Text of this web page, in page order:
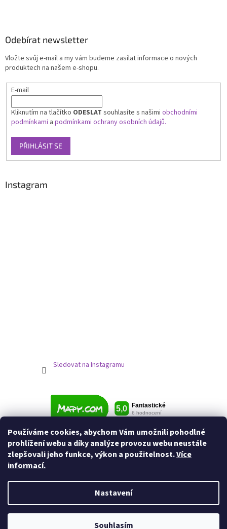
Používáme cookies, abychom Vám umožnili pohodlné
prohlížení webu a díky analýze provozu webu neustále
zlepšovali jeho funkce, výkon a použitelnost.Více
informací.
Nastavení
Souhlasím
Odebírat newsletter
Vložte svůj e-mail a my vám budeme zasílat informace o nových
produktech na našem e-shopu.
E-mail
Kliknutím na tlačítko ODESLAT souhlasíte s našimi obchodními
podmínkami a podmínkami ochrany osobních údajů.
PŘIHLÁSIT SE
Instagram
Sledovat na Instagramu
Vytvořil Shoptet
Jezdecké potřeby. Všechna práva vyhrazena.